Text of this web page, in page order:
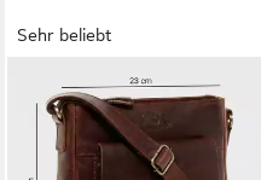
Sehr beliebt
SID & VAIN
Umhängetasche YALE
Umhängetasche Cross-Body
Bag echt Leder, Ledertasche